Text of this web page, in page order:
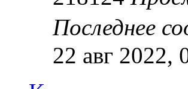
Последнее
22 авг 2022,